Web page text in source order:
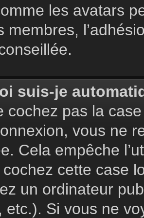
les avatars
membres,
suis-je
cochez pas la
vous ne
Cela empêche
cette case
un ordinateur
etc.). Si vous ne